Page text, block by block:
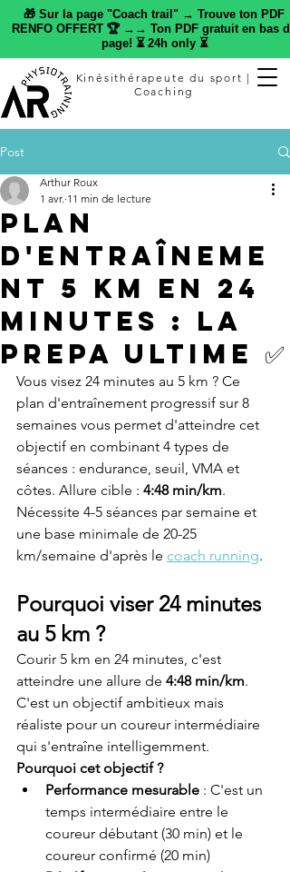
🎁 Sur la page "Coach trail" → Trouve ton PDF
RENFO OFFERT 🏆 →→ Ton PDF gratuit en bas de
page! ⏳ 24h only ⏳
Kinésithérapeute du sport |
Coaching
Post
Plan
d'entraîneme
nt 5 km en 24
minutes : LA
PREPA ULTIME ✅
Arthur Roux
1 avr. 11 min de lecture
Vous visez 24 minutes au 5 km ? Ce
plan d'entraînement progressif sur 8
semaines vous permet d'atteindre cet
objectif en combinant 4 types de
séances : endurance, seuil, VMA et
côtes. Allure cible : 4:48 min/km.
Nécessite 4-5 séances par semaine et
une base minimale de 20-25
km/semaine d'après le coach running.
Pourquoi viser 24 minutes
au 5 km ?
Courir 5 km en 24 minutes, c'est
atteindre une allure de 4:48 min/km.
C'est un objectif ambitieux mais
réaliste pour un coureur intermédiaire
qui s'entraîne intelligemment.
Pourquoi cet objectif ?
Performance mesurable : C'est un
temps intermédiaire entre le
coureur débutant (30 min) et le
coureur confirmé (20 min)